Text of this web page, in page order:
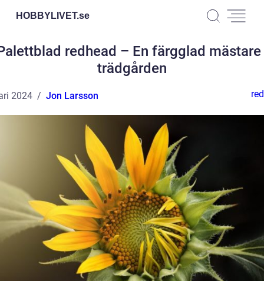
HOBBYLIVET.se
redhead – En färgglad mästare
trädgården
2024 Jon Larsson